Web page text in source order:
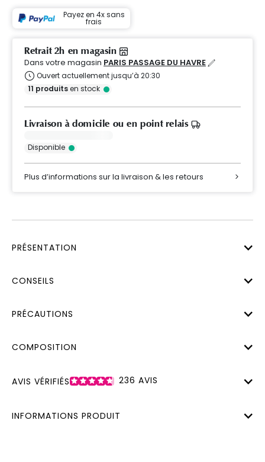
Payez en 4x sans
frais
Retrait 2h en magasin
Dans votre magasin PARIS PASSAGE DU HAVRE
Ouvert actuellement jusqu’à 20:30
11 produitsen stock
Livraison à domicile ou en point relais
Disponible
Plus d’informations sur la livraison & les retours
PRÉSENTATION
CONSEILS
PRÉCAUTIONS
COMPOSITION
AVIS VÉRIFIÉS 236 AVIS
INFORMATIONS PRODUIT